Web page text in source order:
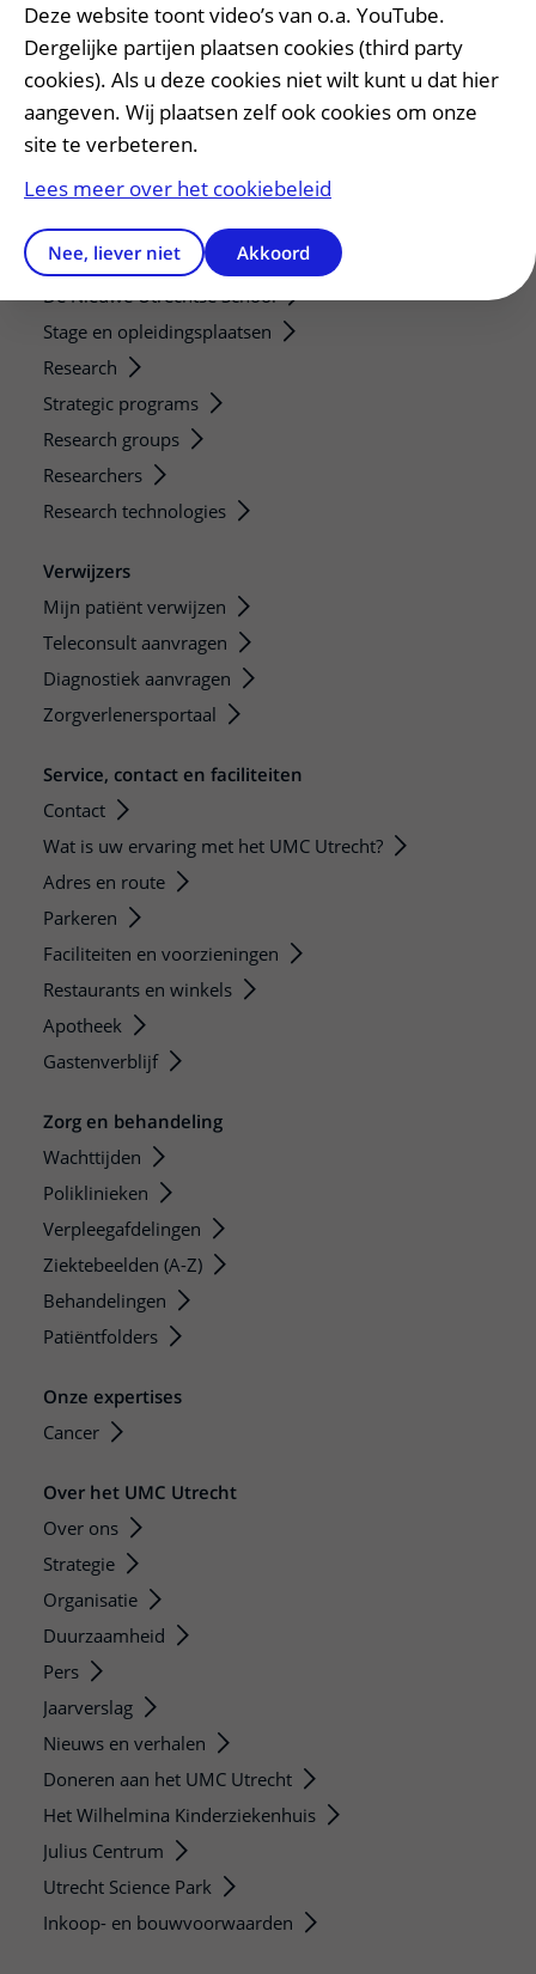
Afspraak maken of wijzigen
Voorbereiden op uw afspraak
Wijzigen patiëntgegevens
Opvragen kopie dossier
Onderwijs en onderzoek
Onze opleidingen
De Nieuwe Utrechtse School
Stage en opleidingsplaatsen
Research
Strategic programs
Research groups
Researchers
Research technologies
Verwijzers
Mijn patiënt verwijzen
Teleconsult aanvragen
Diagnostiek aanvragen
Zorgverlenersportaal
Service, contact en faciliteiten
Contact
Wat is uw ervaring met het UMC Utrecht?
Adres en route
Parkeren
Faciliteiten en voorzieningen
Restaurants en winkels
Apotheek
Gastenverblijf
Zorg en behandeling
Wachttijden
Poliklinieken
Verpleegafdelingen
Ziektebeelden (A-Z)
Behandelingen
Patiëntfolders
Onze expertises
Cancer
Over het UMC Utrecht
Over ons
Strategie
Organisatie
Duurzaamheid
Pers
Jaarverslag
Nieuws en verhalen
Doneren aan het UMC Utrecht
Het Wilhelmina Kinderziekenhuis
Julius Centrum
Utrecht Science Park
Inkoop- en bouwvoorwaarden
Deze website toont video’s van o.a. YouTube.
Dergelijke partijen plaatsen cookies (third party
cookies). Als u deze cookies niet wilt kunt u dat hier
aangeven. Wij plaatsen zelf ook cookies om onze
site te verbeteren.
Lees meer over het cookiebeleid
Nee, liever niet Akkoord